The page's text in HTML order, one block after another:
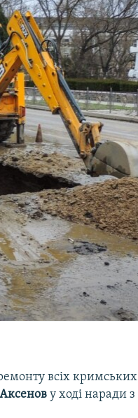
всіх кримських
Аксенов у ході наради з